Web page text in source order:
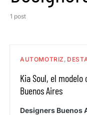
1 post
AUTOMOTRIZ
Kia Soul, el
Buenos Aires
Designers Buenos